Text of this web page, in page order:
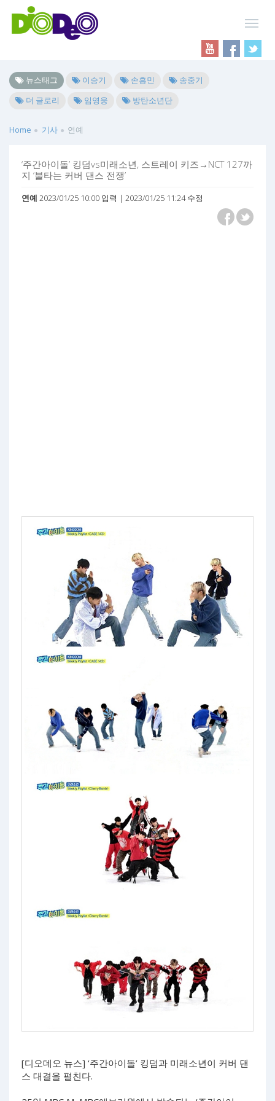
뉴스태그 이승기 손흥민
송중기
더 글로리
임영웅 방탄소년단
Home 기사 연예
‘주간아이돌’ 킹덤vs미래소년, 스트레이 키즈→NCT 127까
지 ‘불타는 커버 댄스 전쟁’
연예 2023/01/25 10:00 입력 | 2023/01/25 11:24 수정
[디오데오 뉴스] ‘주간아이돌’ 킹덤과 미래소년이 커버 댄
스 대결을 펼친다.